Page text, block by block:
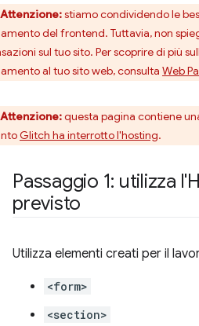
Attenzione:stiamo condividendo le
del frontend. Tuttavia, non
sul tuo sito. Per scoprire di più
al tuo sito web, consulta Web
Attenzione:questa pagina contiene
Glitch ha interrotto l'hosting.
Passaggio 1: utilizza
previsto
Utilizza elementi creati per il
<form>
<section>